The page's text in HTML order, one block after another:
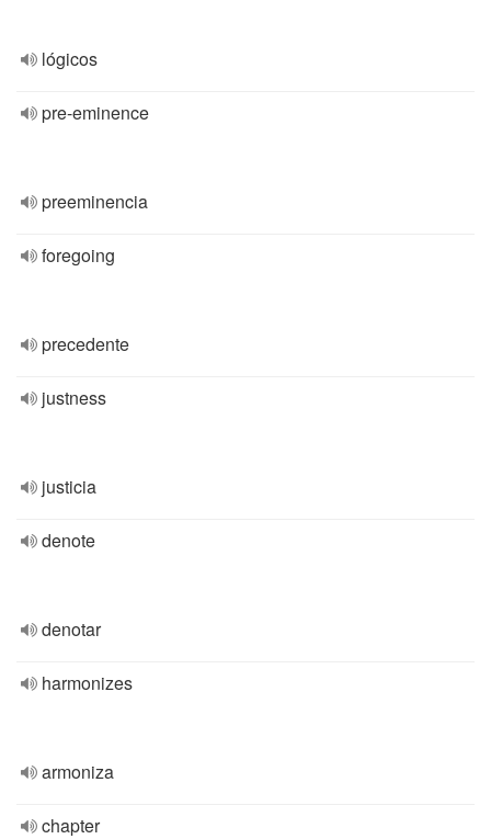
lógicos
pre-eminence
preeminencia
foregoing
precedente
justness
justicia
denote
denotar
harmonizes
armoniza
chapter